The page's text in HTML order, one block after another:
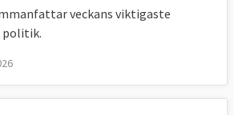
veckans viktigaste
politik.